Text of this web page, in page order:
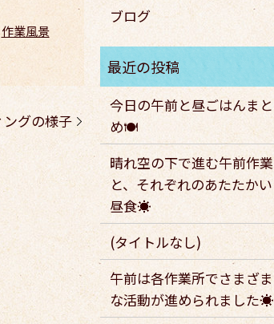
作業風景
グの様子
ブログ
今日の午前と昼ごはんまと
め🍽️
晴れ空の下で進む午前作業
と、それぞれのあたたかい
昼食☀️
(タイトルなし)
午前は各作業所でさまざま
な活動が進められました☀️